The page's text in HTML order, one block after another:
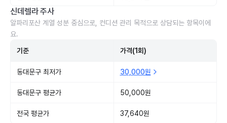
신데렐라 주사
알파리포산 계열 성분 중심으로, 컨디션 관리 목적으로 상담되는 항목이에
요.
기준 가격(1회)
동대문구 최저가 30,000원
동대문구 평균가 50,000원
전국 평균가 37,640원